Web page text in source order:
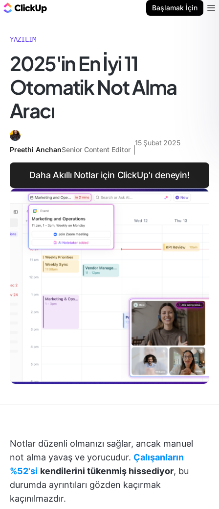
Başlamak İçin
YAZILIM
2025'in En İyi 11
Otomatik Not Alma
Aracı
Preethi AnchanSenior Content Editor
15 Şubat 2025
Daha Akıllı Notlar için ClickUp'ı deneyin!
Notlar düzenli olmanızı sağlar, ancak manuel
not alma yavaş ve yorucudur. Çalışanların
%52'si kendilerini tükenmiş hissediyor, bu
durumda ayrıntıları gözden kaçırmak
kaçınılmazdır.